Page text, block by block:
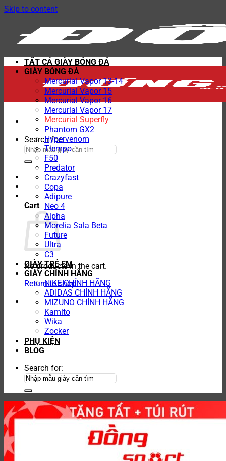
Skip to content
Search for:
Cart
No products in the cart.
Return to shop
TẤT CẢ GIÀY BÓNG ĐÁ
GIÀY BÓNG ĐÁ
Mercurial Vapor 13-14
Mercurial Vapor 15
Mercurial Vapor 16
Mercurial Vapor 17
Mercurial Superfly
Phantom GX2
Hypervenom
Tiempo
F50
Predator
Crazyfast
Copa
Adipure
Neo 4
Alpha
Morelia Sala Beta
Future
Ultra
C3
GIÀY TRẺ EM
GIÀY CHÍNH HÃNG
NIKE CHÍNH HÃNG
ADIDAS CHÍNH HÃNG
MIZUNO CHÍNH HÃNG
Kamito
Wika
Zocker
PHỤ KIỆN
BLOG
Search for: